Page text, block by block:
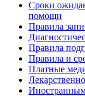
Сроки
помощи
Правила
Правила
Правила и
Платные